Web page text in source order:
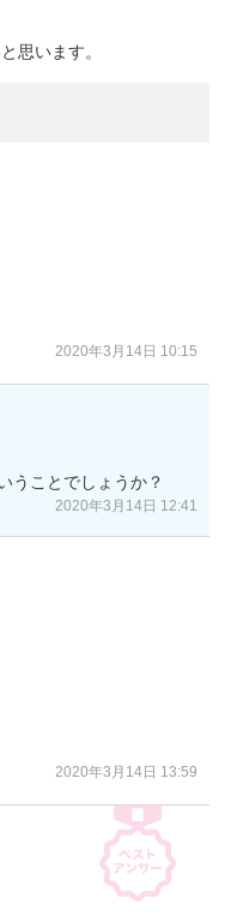
思います。
2020年3月14日 10:15
うことでしょうか？
2020年3月14日 12:41
2020年3月14日 13:59